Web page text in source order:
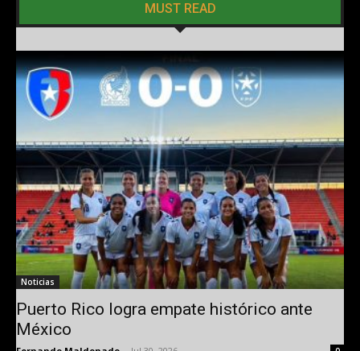
MUST READ
Noticias
Puerto Rico logra empate histórico ante
México